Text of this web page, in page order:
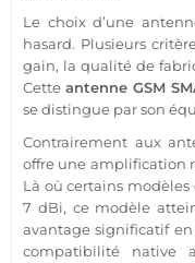
Le choix d’une
hasard. Plusieurs
gain, la qualité de
Cette antenne GSM
se distingue par son
Contrairement aux
offre une amplification
Là où certains
7 dBi, ce modèle
avantage significatif
compatibilité native